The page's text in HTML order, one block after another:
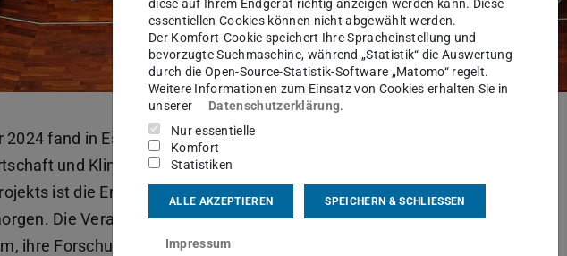
fand in Esslingen die Halbzeitpräsentation des vom
und Klimaschutz (BMWK) geförderten Projekts
ist die Entwicklung von Konzepten und Pilotapplikationen für
Die Veranstaltung bot den Partnern aus Industrie und
ihre Forschungsergebnisse dem Fachpublikum sowie
diese auf Ihrem Endgerät richtig anzeigen werden kann. Diese
essentiellen Cookies können nicht abgewählt werden.
Der Komfort-Cookie speichert Ihre Spracheinstellung und
bevorzugte Suchmaschine, während „Statistik“ die Auswertung
durch die Open-Source-Statistik-Software „Matomo“ regelt.
Weitere Informationen zum Einsatz von Cookies erhalten Sie in
unserer
Datenschutzerklärung.
Nur essentielle
Komfort
Statistiken
ALLE AKZEPTIEREN SPEICHERN & SCHLIESSEN
Impressum